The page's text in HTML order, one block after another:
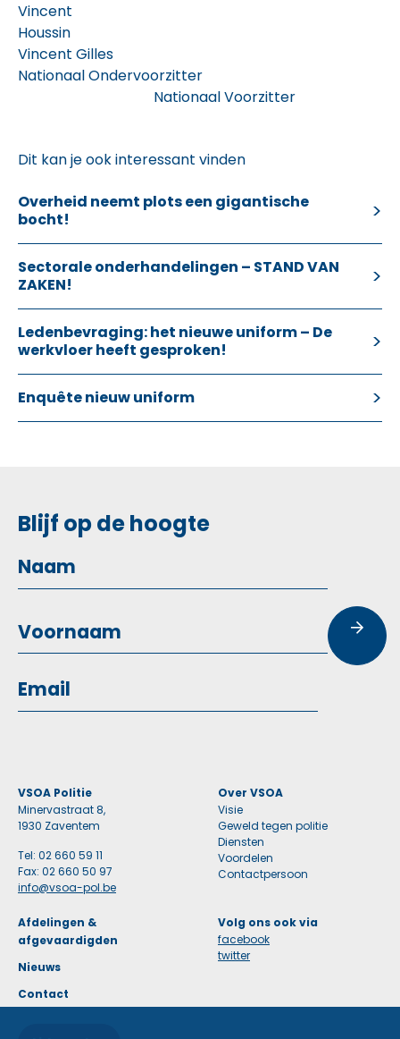
Vincent
Vincent Gilles
Nationaal Ondervoorzitter
Nationaal Voorzitter
Dit kan je ook interessant vinden
Overheid neemt plots een gigantische
bocht!
Sectorale onderhandelingen – STAND VAN
ZAKEN!
Ledenbevraging: het nieuwe uniform – De
werkvloer heeft gesproken!
Enquête nieuw uniform
Blijf op de hoogte
VSOA Politie
Minervastraat 8,
1930 Zaventem
Tel: 02 660 59 11
Fax: 02 660 50 97
info@vsoa-pol.be
Over VSOA
Visie
Geweld tegen politie
Diensten
Voordelen
Contactpersoon
Afdelingen &
afgevaardigden
Nieuws
Contact
Volg ons ook via
facebook
twitter